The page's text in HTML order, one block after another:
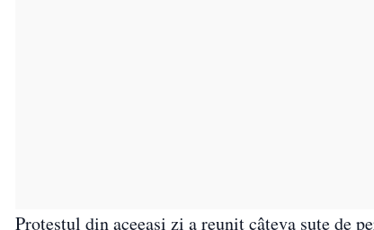
Protestul din aceeași zi a reunit câteva sute de